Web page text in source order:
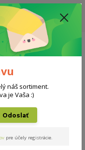
- CENA MATRACU A ROŠTU
10-15 PRACOVNÝCH
Menu
0
náš sortiment.
je Vaša :)
Odoslať
pre účely registrácie.